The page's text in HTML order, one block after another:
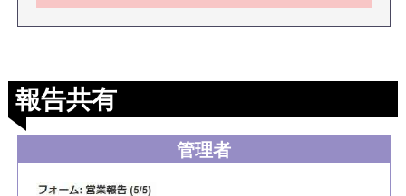
報告共有
管理者